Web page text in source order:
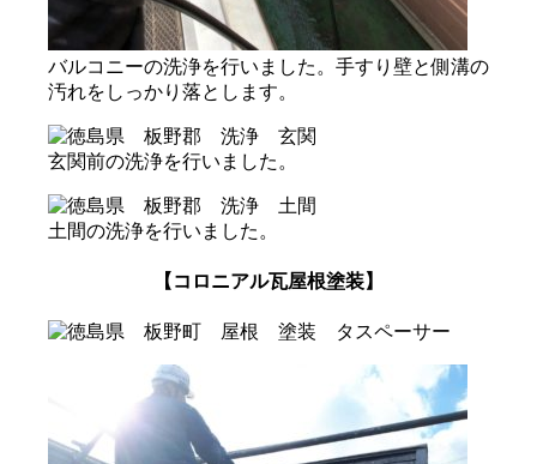
バルコニーの洗浄を行いました。手すり壁と側溝の
汚れをしっかり落とします。
玄関前の洗浄を行いました。
土間の洗浄を行いました。
【コロニアル瓦屋根塗装】